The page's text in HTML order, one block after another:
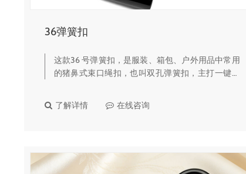
36弹簧扣
这款36 号弹簧扣，是服装、箱包、户外用品中常用
的猪鼻式束口绳扣，也叫双孔弹簧扣，主打一键锁
广泛。✨ 核心产品亮点亮面黑质感设计整体亮面黑
色工艺，表面光滑细腻、光…
了解详情 在线咨询